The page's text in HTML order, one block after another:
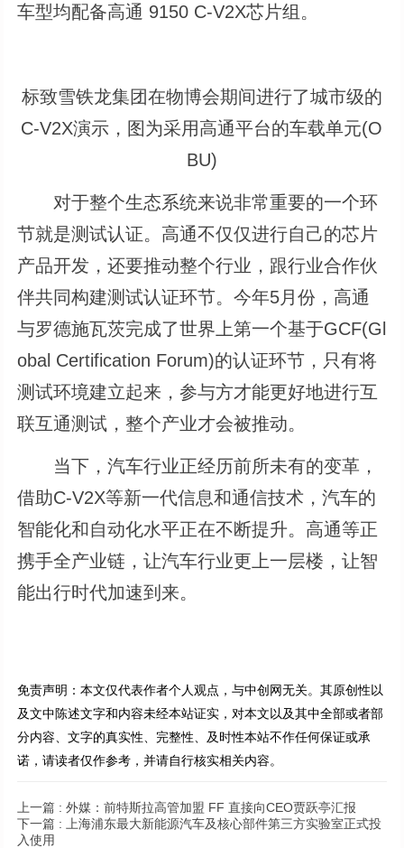
车型均配备高通 9150 C-V2X芯片组。
标致雪铁龙集团在物博会期间进行了城市级的
C-V2X演示，图为采用高通平台的车载单元(O
BU)
对于整个生态系统来说非常重要的一个环
节就是测试认证。高通不仅仅进行自己的芯片
产品开发，还要推动整个行业，跟行业合作伙
伴共同构建测试认证环节。今年5月份，高通
与罗德施瓦茨完成了世界上第一个基于GCF(Gl
obal Certification Forum)的认证环节，只有将
测试环境建立起来，参与方才能更好地进行互
联互通测试，整个产业才会被推动。
当下，汽车行业正经历前所未有的变革，
借助C-V2X等新一代信息和通信技术，汽车的
智能化和自动化水平正在不断提升。高通等正
携手全产业链，让汽车行业更上一层楼，让智
能出行时代加速到来。
免责声明：本文仅代表作者个人观点，与中创网无关。其原创性以
及文中陈述文字和内容未经本站证实，对本文以及其中全部或者部
分内容、文字的真实性、完整性、及时性本站不作任何保证或承
诺，请读者仅作参考，并请自行核实相关内容。
上一篇 : 外媒：前特斯拉高管加盟 FF 直接向CEO贾跃亭汇报
下一篇 : 上海浦东最大新能源汽车及核心部件第三方实验室正式投
入使用